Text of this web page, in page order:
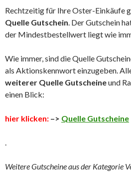
Rechtzeitig für Ihre Oster-Einkäufe
Quelle Gutschein. Der Gutschein
der Mindestbestellwert liegt wie
Wie immer, sind die Quelle
als Aktionskennwort einzugeben.
weiterer Quelle Gutscheineund
einen Blick:
hier klicken: –> Quelle Gutscheine
.
Weitere Gutscheine aus der Kategorie